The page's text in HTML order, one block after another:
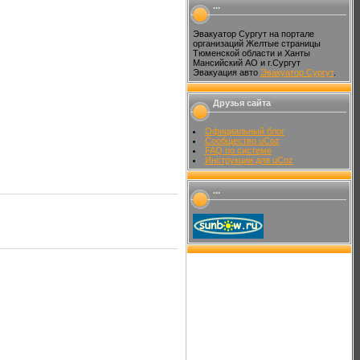
...
Эвакуатор Сургут на портале
организаций Желтые страницы
Тюменской области и Ханты
Мансийский АО и г.Сургут
Эвакуация авто Эвакуатор Сургут.
Друзья сайта
Официальный блог
Сообщество uCoz
FAQ по системе
Инструкции для uCoz
...